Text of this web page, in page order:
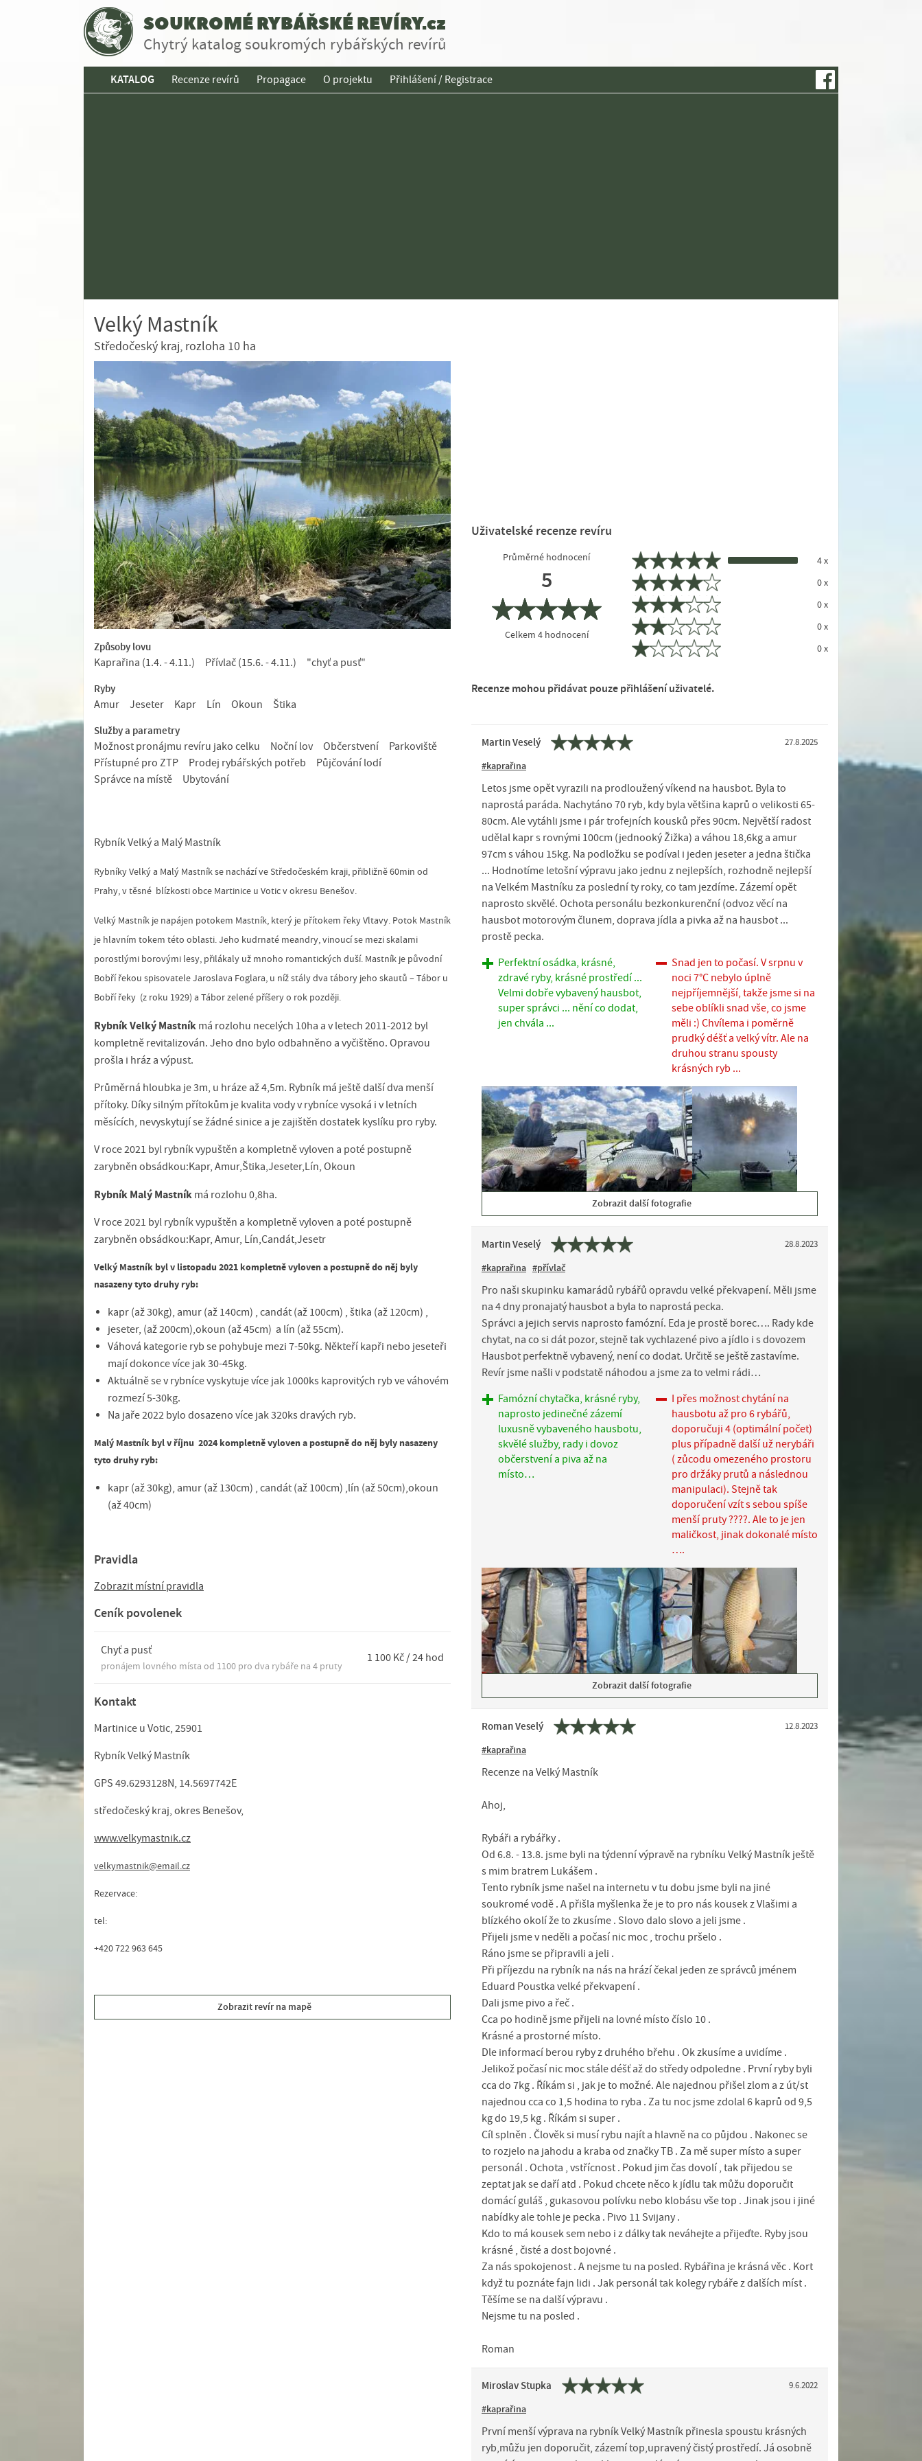
SOUKROMÉ RYBÁŘSKÉ REVÍRY.cz
Chytrý katalog soukromých rybářských revírů
KATALOG Recenze revírů Propagace O projektu Přihlášení / Registrace
Velký Mastník
Středočeský kraj, rozloha 10 ha
Způsoby lovu
Kaprařina (1.4. - 4.11.)
Přívlač (15.6. - 4.11.)
"chyť a pusť"
Ryby
Amur
Jeseter Kapr Lín Okoun
Štika
Služby a parametry
Možnost pronájmu revíru jako celku
Noční lov Občerstvení
Parkoviště
Přístupné pro ZTP
Prodej rybářských potřeb
Půjčování lodí
Správce na místě
Ubytování
Rybník Velký a Malý Mastník
Rybníky Velký a Malý Mastník se nachází ve Středočeském kraji, přibližně 60min od
Prahy, v těsné blízkosti obce Martinice u Votic v okresu Benešov.
Velký Mastník je napájen potokem Mastník, který je přítokem řeky Vltavy. Potok Mastník
je hlavním tokem této oblasti. Jeho kudrnaté meandry, vinoucí se mezi skalami
porostlými borovými lesy, přilákaly už mnoho romantických duší. Mastník je původní
Bobří řekou spisovatele Jaroslava Foglara, u níž stály dva tábory jeho skautů – Tábor u
Bobří řeky (z roku 1929) a Tábor zelené příšery o rok později.
Rybník Velký Mastník má rozlohu necelých 10ha a v letech 2011-2012 byl
kompletně revitalizován. Jeho dno bylo odbahněno a vyčištěno. Opravou
prošla i hráz a výpust.
Průměrná hloubka je 3m, u hráze až 4,5m. Rybník má ještě další dva menší
přítoky. Díky silným přítokům je kvalita vody v rybníce vysoká i v letních
měsících, nevyskytují se žádné sinice a je zajištěn dostatek kyslíku pro ryby.
V roce 2021 byl rybník vypuštěn a kompletně vyloven a poté postupně
zarybněn obsádkou:Kapr, Amur,Štika,Jeseter,Lín, Okoun
Rybník Malý Mastník má rozlohu 0,8ha.
V roce 2021 byl rybník vypuštěn a kompletně vyloven a poté postupně
zarybněn obsádkou:Kapr, Amur, Lín,Candát,Jesetr
Velký Mastník byl v listopadu 2021 kompletně vyloven a postupně do něj byly
nasazeny tyto druhy ryb:
kapr (až 30kg), amur (až 140cm) , candát (až 100cm) , štika (až 120cm) ,
jeseter, (až 200cm),okoun (až 45cm) a lín (až 55cm).
Váhová kategorie ryb se pohybuje mezi 7-50kg. Někteří kapři nebo jeseteři
mají dokonce více jak 30-45kg.
Aktuálně se v rybníce vyskytuje více jak 1000ks kaprovitých ryb ve váhovém
rozmezí 5-30kg.
Na jaře 2022 bylo dosazeno více jak 320ks dravých ryb.
Malý Mastník byl v říjnu 2024 kompletně vyloven a postupně do něj byly nasazeny
tyto druhy ryb:
kapr (až 30kg), amur (až 130cm) , candát (až 100cm) ,lín (až 50cm),okoun
(až 40cm)
Pravidla
Zobrazit místní pravidla
Ceník povolenek
Chyť a pusť
pronájem lovného místa od 1100 pro dva rybáře na 4 pruty
1 100 Kč / 24 hod
Kontakt
Martinice u Votic, 25901
Rybník Velký Mastník
GPS 49.6293128N, 14.5697742E
středočeský kraj, okres Benešov,
www.velkymastnik.cz
velkymastnik@email.cz
Rezervace:
tel:
+420 722 963 645
Zobrazit revír na mapě
Uživatelské recenze revíru
Průměrné hodnocení
5
Celkem 4hodnocení
4 x
0 x
0 x
0 x
0 x
Recenze mohou přidávat pouze přihlášení uživatelé.
Martin Veselý 27.8.2025
#kaprařina
Letos jsme opět vyrazili na prodloužený víkend na hausbot. Byla to
naprostá paráda. Nachytáno 70 ryb, kdy byla většina kaprů o velikosti 65-
80cm. Ale vytáhli jsme i pár trofejních kousků přes 90cm. Největší radost
udělal kapr s rovnými 100cm (jednooký Žižka) a váhou 18,6kg a amur
97cm s váhou 15kg. Na podložku se podíval i jeden jeseter a jedna štička
... Hodnotíme letošní výpravu jako jednu z nejlepších, rozhodně nejlepší
na Velkém Mastníku za poslední ty roky, co tam jezdíme. Zázemí opět
naprosto skvělé. Ochota personálu bezkonkurenční (odvoz věcí na
hausbot motorovým člunem, doprava jídla a pivka až na hausbot ...
prostě pecka.
Perfektní osádka, krásné,
zdravé ryby, krásné prostředí ...
Velmi dobře vybavený hausbot,
super správci ... nění co dodat,
jen chvála ...
Snad jen to počasí. V srpnu v
noci 7°C nebylo úplně
nejpříjemnější, takže jsme si na
sebe oblíkli snad vše, co jsme
měli :) Chvílema i poměrně
prudký déšť a velký vítr. Ale na
druhou stranu spousty
krásných ryb ...
Zobrazit další fotografie
Martin Veselý 28.8.2023
#kaprařina #přívlač
Pro naši skupinku kamarádů rybářů opravdu velké překvapení. Měli jsme
na 4 dny pronajatý hausbot a byla to naprostá pecka.
Správci a jejich servis naprosto famózní. Eda je prostě borec…. Rady kde
chytat, na co si dát pozor, stejně tak vychlazené pivo a jídlo i s dovozem
Hausbot perfektně vybavený, není co dodat. Určitě se ještě zastavíme.
Revír jsme našli v podstatě náhodou a jsme za to velmi rádi…
Famózní chytačka, krásné ryby,
naprosto jedinečné zázemí
luxusně vybaveného hausbotu,
skvělé služby, rady i dovoz
občerstvení a piva až na
místo…
I přes možnost chytání na
hausbotu až pro 6 rybářů,
doporučuji 4 (optimální počet)
plus případně další už nerybáři
( zůcodu omezeného prostoru
pro držáky prutů a následnou
manipulaci). Stejně tak
doporučení vzít s sebou spíše
menší pruty ????. Ale to je jen
maličkost, jinak dokonalé místo
….
Zobrazit další fotografie
Roman Veselý 12.8.2023
#kaprařina
Recenze na Velký Mastník
Ahoj,
Rybáři a rybářky .
Od 6.8. - 13.8. jsme byli na týdenní výpravě na rybníku Velký Mastník ještě
s mim bratrem Lukášem .
Tento rybník jsme našel na internetu v tu dobu jsme byli na jiné
soukromé vodě . A přišla myšlenka že je to pro nás kousek z Vlašimi a
blízkého okolí že to zkusíme . Slovo dalo slovo a jeli jsme .
Přijeli jsme v neděli a počasí nic moc , trochu pršelo .
Ráno jsme se připravili a jeli .
Při příjezdu na rybník na nás na hrází čekal jeden ze správců jménem
Eduard Poustka velké překvapení .
Dali jsme pivo a řeč .
Cca po hodině jsme přijeli na lovné místo číslo 10 .
Krásné a prostorné místo.
Dle informací berou ryby z druhého břehu . Ok zkusíme a uvidíme .
Jelikož počasí nic moc stále déšť až do středy odpoledne . První ryby byli
cca do 7kg . Říkám si , jak je to možné. Ale najednou přišel zlom a z út/st
najednou cca co 1,5 hodina to ryba . Za tu noc jsme zdolal 6 kaprů od 9,5
kg do 19,5 kg . Říkám si super .
Cíl splněn . Člověk si musí rybu najít a hlavně na co půjdou . Nakonec se
to rozjelo na jahodu a kraba od značky TB . Za mě super místo a super
personál . Ochota , vstřícnost . Pokud jim čas dovolí , tak přijedou se
zeptat jak se daří atd . Pokud chcete něco k jídlu tak můžu doporučit
domácí guláš , gukasovou polívku nebo klobásu vše top . Jinak jsou i jiné
nabídky ale tohle je pecka . Pivo 11 Svijany .
Kdo to má kousek sem nebo i z dálky tak neváhejte a přijeďte. Ryby jsou
krásné , čisté a dost bojovné .
Za nás spokojenost . A nejsme tu na posled. Rybářina je krásná věc . Kort
když tu poznáte fajn lidi . Jak personál tak kolegy rybáře z dalších míst .
Těšíme se na další výpravu .
Nejsme tu na posled .
Roman
Miroslav Stupka 9.6.2022
#kaprařina
První menší výprava na rybník Velký Mastník přinesla spoustu krásných
ryb,můžu jen doporučit, zázemí top,upravený čistý prostředí. Já osobně